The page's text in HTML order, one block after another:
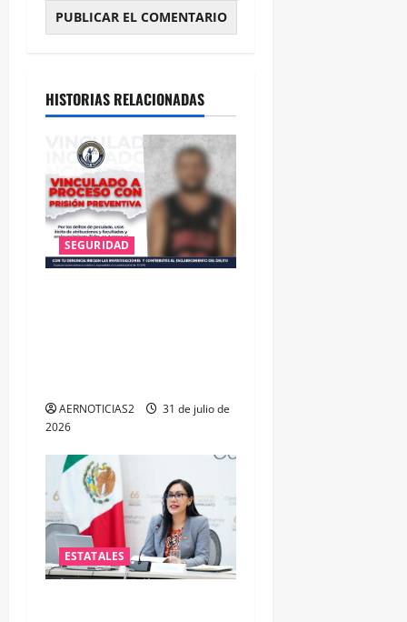
HISTORIAS RELACIONADAS
SEGURIDAD
AERNOTICIAS2
31 de julio de
2026
ESTATALES